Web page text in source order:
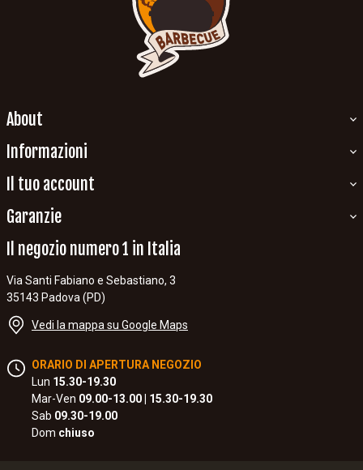
About
Informazioni
Il tuo account
Garanzie
Il negozio numero 1 in Italia
Via Santi Fabiano e Sebastiano, 3
35143 Padova (PD)
Vedi la mappa su Google Maps
ORARIO DI APERTURA NEGOZIO
Lun 15.30-19.30
Mar-Ven 09.00-13.00 | 15.30-19.30
Sab 09.30-19.00
Dom chiuso